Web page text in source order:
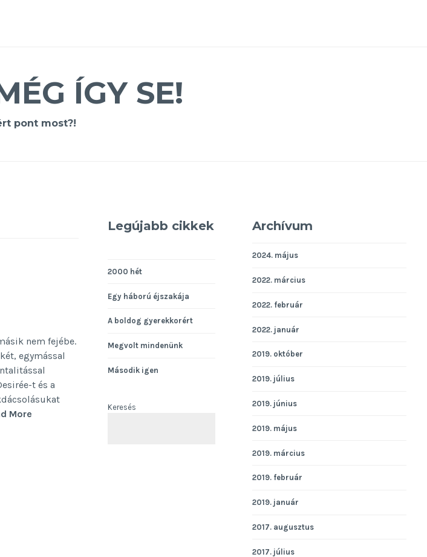
ÍGY SE!
pont most?!
nem fejébe.
egymással
t és a
More
Legújabb cikkek
2000 hét
Egy háború éjszakája
A boldog gyerekkorért
Megvolt mindenünk
Második igen
Keresés
KERESÉS
Archívum
2024. május
2022. március
2022. február
2022. január
2019. október
2019. július
2019. június
2019. május
2019. március
2019. február
2019. január
2017. augusztus
2017. július